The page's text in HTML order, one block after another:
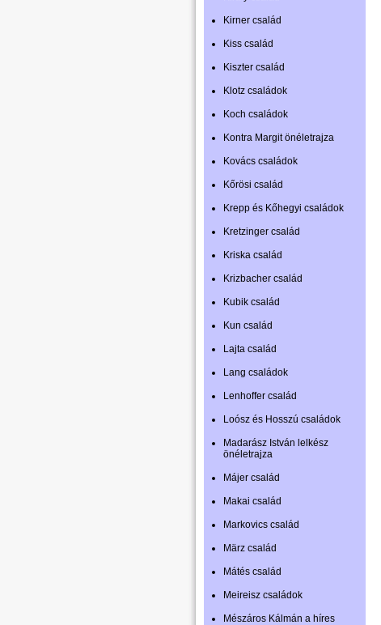
Kirner család
Kiss család
Kiszter család
Klotz családok
Koch családok
Kontra Margit önéletrajza
Kovács családok
Kőrösi család
Krepp és Kőhegyi családok
Kretzinger család
Kriska család
Krizbacher család
Kubik család
Kun család
Lajta család
Lang családok
Lenhoffer család
Loósz és Hosszú családok
Madarász István lelkész
önéletrajza
Májer család
Makai család
Markovics család
März család
Mátés család
Meireisz családok
Mészáros Kálmán a híres